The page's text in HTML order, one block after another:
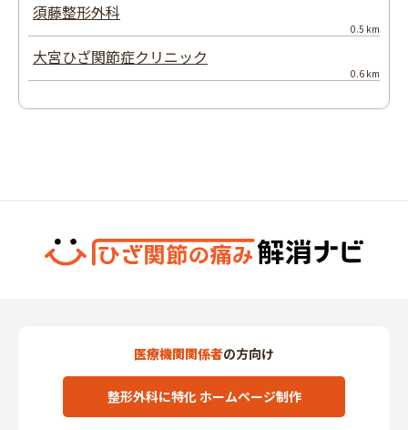
須藤整形外科
0.5 km
大宮ひざ関節症クリニック
0.6 km
医療機関関係者の方向け
整形外科に特化 ホームページ制作